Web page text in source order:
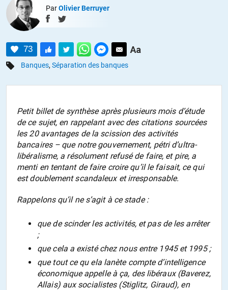
ParOlivier Berruyer
73
Banques, Séparation des banques
Petit billet de synthèse après plusieurs mois d’étude
de ce sujet, en rappelant avec des citations sourcées
les 20 avantages de la scission des activités
bancaires – que notre gouvernement, pétri d’ultra-
libéralisme, a résolument refusé de faire, et pire, a
menti en tentant de faire croire qu’il le faisait, ce qui
est doublement scandaleux et irresponsable.
Rappelons qu’il ne s’agit à ce stade :
que de scinder les activités, et pas de les arrêter
;
que cela a existé chez nous entre 1945 et 1995 ;
que tout ce qu ela lanète compte d’intelligence
économique appelle à ça, des libéraux (Baverez,
Allais) aux socialistes (Stiglitz, Giraud), en